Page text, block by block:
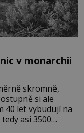
v monarchii
skromně,
si ale
40 let vybudují na
asi 3500